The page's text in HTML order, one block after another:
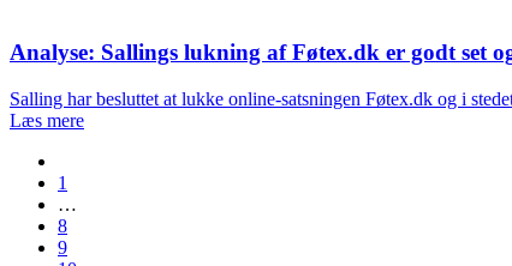
Analyse: Sallings lukning af Føtex.dk er godt set
Salling har besluttet at lukke online-satsningen Føtex.dk og i
Læs mere
1
…
8
9